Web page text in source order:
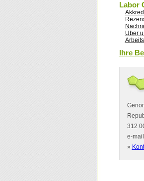
Labor
Über
Ihre
312
e-
»